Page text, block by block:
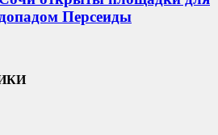
Персеиды